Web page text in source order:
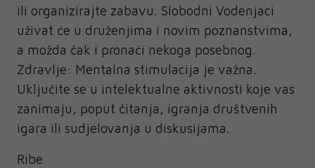
ili organizirajte zabavu. Slobodni Vodenjaci
uživat će u druženjima i novim poznanstvima,
a možda čak i pronaći nekoga posebnog.
Zdravlje: Mentalna stimulacija je važna.
Uključite se u intelektualne aktivnosti koje vas
zanimaju, poput čitanja, igranja društvenih
igara ili sudjelovanja u diskusijama.
Ribe